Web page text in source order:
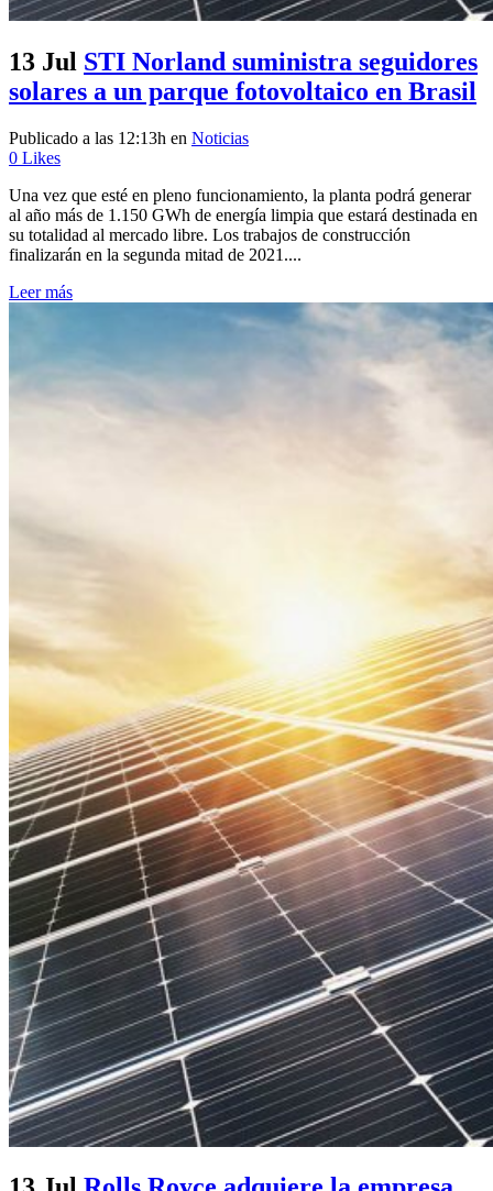
13 Jul STI Norland suministra seguidores
solares a un parque fotovoltaico en Brasil
Publicado a las 12:13h en Noticias
0 Likes
Una vez que esté en pleno funcionamiento, la planta podrá generar
al año más de 1.150 GWh de energía limpia que estará destinada en
su totalidad al mercado libre. Los trabajos de construcción
finalizarán en la segunda mitad de 2021....
Leer más